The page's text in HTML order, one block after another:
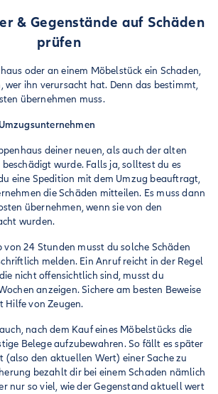
& Gegenstände auf Schäden
prüfen
oder an einem Möbelstück ein Schaden,
wer ihn verursacht hat. Denn das bestimmt,
übernehmen muss.
deiner neuen, als auch der alten
wurde. Falls ja, solltest du es
eine Spedition mit dem Umzug beauftragt,
die Schäden mitteilen. Es muss dann
übernehmen, wenn sie von den
wurden.
von 24 Stunden musst du solche Schäden
melden. Ein Anruf reicht in der Regel
nicht offensichtlich sind, musst du
anzeigen. Sichere am besten Beweise
Hilfe von Zeugen.
nach dem Kauf eines Möbelstücks die
Belege aufzubewahren. So fällt es später
(also den aktuellen Wert) einer Sache zu
bezahlt dir bei einem Schaden nämlich
nur so viel, wie der Gegenstand aktuell wert